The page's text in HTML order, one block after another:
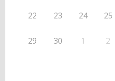
22 23 24 25
29 30 1 2